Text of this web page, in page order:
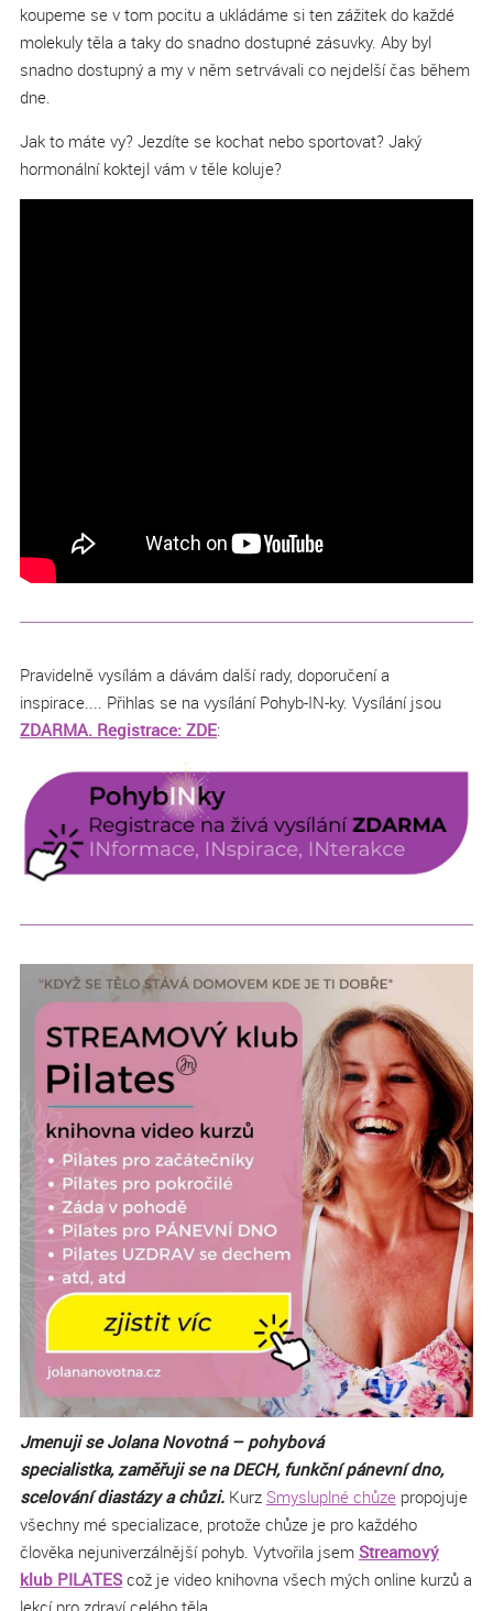
koupeme se v tom pocitu a ukládáme si ten zážitek do každé
molekuly těla a taky do snadno dostupné zásuvky. Aby byl
snadno dostupný a my v něm setrvávali co nejdelší čas během
dne.
Jak to máte vy? Jezdíte se kochat nebo sportovat? Jaký
hormonální koktejl vám v těle koluje?
Pravidelně vysílám a dávám další rady, doporučení a
inspirace.... Přihlas se na vysílání Pohyb-IN-ky. Vysílání jsou
ZDARMA. Registrace: ZDE:
Jmenuji se Jolana Novotná – pohybová
specialistka, zaměřuji se na DECH, funkční pánevní dno,
scelování diastázy a chůzi.Kurz Smysluplné chůzepropojuje
všechny mé specializace, protože chůze je pro každého
člověka nejuniverzálnější pohyb. Vytvořila jsem Streamový
klub PILATEScož je video knihovna všech mých online kurzů a